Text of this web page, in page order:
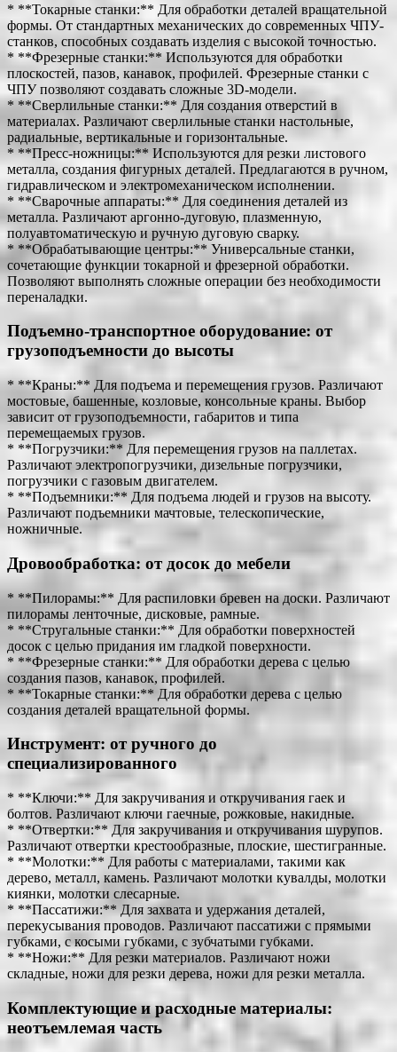
* **Токарные станки:** Для обработки деталей вращательной
формы. От стандартных механических до современных ЧПУ-
станков, способных создавать изделия с высокой точностью.
* **Фрезерные станки:** Используются для обработки
плоскостей, пазов, канавок, профилей. Фрезерные станки с
ЧПУ позволяют создавать сложные 3D-модели.
* **Сверлильные станки:** Для создания отверстий в
материалах. Различают сверлильные станки настольные,
радиальные, вертикальные и горизонтальные.
* **Пресс-ножницы:** Используются для резки листового
металла, создания фигурных деталей. Предлагаются в ручном,
гидравлическом и электромеханическом исполнении.
* **Сварочные аппараты:** Для соединения деталей из
металла. Различают аргонно-дуговую, плазменную,
полуавтоматическую и ручную дуговую сварку.
* **Обрабатывающие центры:** Универсальные станки,
сочетающие функции токарной и фрезерной обработки.
Позволяют выполнять сложные операции без необходимости
переналадки.
Подъемно-транспортное оборудование: от
грузоподъемности до высоты
* **Краны:** Для подъема и перемещения грузов. Различают
мостовые, башенные, козловые, консольные краны. Выбор
зависит от грузоподъемности, габаритов и типа
перемещаемых грузов.
* **Погрузчики:** Для перемещения грузов на паллетах.
Различают электропогрузчики, дизельные погрузчики,
погрузчики с газовым двигателем.
* **Подъемники:** Для подъема людей и грузов на высоту.
Различают подъемники мачтовые, телескопические,
ножничные.
Дровообработка: от досок до мебели
* **Пилорамы:** Для распиловки бревен на доски. Различают
пилорамы ленточные, дисковые, рамные.
* **Стругальные станки:** Для обработки поверхностей
досок с целью придания им гладкой поверхности.
* **Фрезерные станки:** Для обработки дерева с целью
создания пазов, канавок, профилей.
* **Токарные станки:** Для обработки дерева с целью
создания деталей вращательной формы.
Инструмент: от ручного до
специализированного
* **Ключи:** Для закручивания и откручивания гаек и
болтов. Различают ключи гаечные, рожковые, накидные.
* **Отвертки:** Для закручивания и откручивания шурупов.
Различают отвертки крестообразные, плоские, шестигранные.
* **Молотки:** Для работы с материалами, такими как
дерево, металл, камень. Различают молотки кувалды, молотки
киянки, молотки слесарные.
* **Пассатижи:** Для захвата и удержания деталей,
перекусывания проводов. Различают пассатижи с прямыми
губками, с косыми губками, с зубчатыми губками.
* **Ножи:** Для резки материалов. Различают ножи
складные, ножи для резки дерева, ножи для резки металла.
Комплектующие и расходные материалы:
неотъемлемая часть